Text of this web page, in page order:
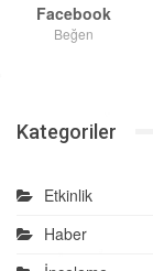
Facebook
Beğen
Kategoriler
Etkinlik
Haber